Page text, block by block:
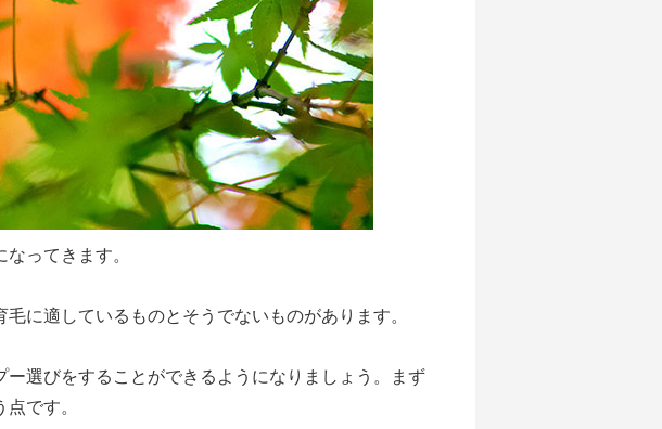
ってきます。
に適しているものとそうでないものがあります。
選びをすることができるようになりましょう。まず
です。